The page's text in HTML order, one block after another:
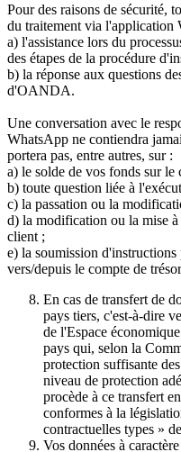
Pour des raisons de sécurité,
du traitement via l'application
a) l'assistance lors du
des étapes de la procédure
b) la réponse aux questions
d'OANDA.
Une conversation avec le
WhatsApp ne contiendra
portera pas, entre autres, sur :
a) le solde de vos fonds sur le
b) toute question liée à
c) la passation ou la
d) la modification ou la mise
client ;
e) la soumission
vers/depuis le compte de
En cas de transfert de
pays tiers, c'est-à-dire
de l'Espace
pays qui, selon la
protection suffisante
niveau de protection
procède à ce transfert
conformes à la
contractuelles types »
Vos données à